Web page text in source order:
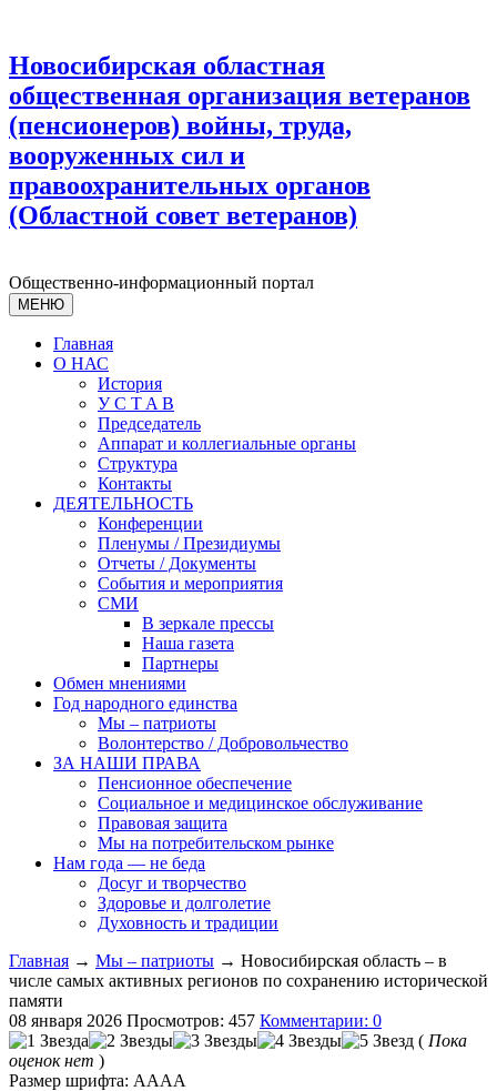
Новосибирская областная
общественная организация ветеранов
(пенсионеров) войны, труда,
вооруженных сил и
правоохранительных органов
(Областной совет ветеранов)
Общественно-информационный портал
МЕНЮ
Главная
О НАС
История
У С T A B
Председатель
Аппарат и коллегиальные органы
Структура
Контакты
ДЕЯТЕЛЬНОСТЬ
Конференции
Пленумы / Президиумы
Отчеты / Документы
События и мероприятия
СМИ
В зеркале прессы
Наша газета
Партнеры
Обмен мнениями
Год народного единства
Мы – патриоты
Волонтерство / Добровольчество
ЗА НАШИ ПРАВА
Пенсионное обеспечение
Социальное и медицинское обслуживание
Правовая защита
Мы на потребительском рынке
Нам года — не беда
Досуг и творчество
Здоровье и долголетие
Духовность и традиции
Главная → Мы – патриоты → Новосибирская область – в
числе самых активных регионов по сохранению исторической
памяти
08 января 2026 Просмотров: 457 Комментарии: 0
( Пока
оценок нет )
Размер шрифта: AAAA